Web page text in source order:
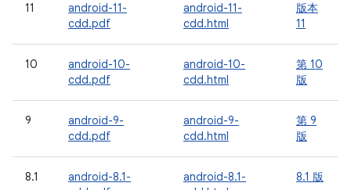
11
android-11-
cdd.pdf
android-11-
cdd.html
版本
11
10
android-10-
cdd.pdf
android-10-
cdd.html
第 10
版
9
android-9-
cdd.pdf
android-9-
cdd.html
第 9
版
8.1
android-8.1-
android-8.1-
8.1 版